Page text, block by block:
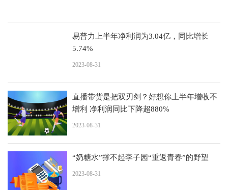
易普力上半年净利润为3.04亿，同比增长
5.74%
2023-08-31
直播带货是把双刃剑？好想你上半年增收不
增利 净利润同比下降超880%
2023-08-31
“奶糖水”撑不起李子园“重返青春”的野望
2023-08-31